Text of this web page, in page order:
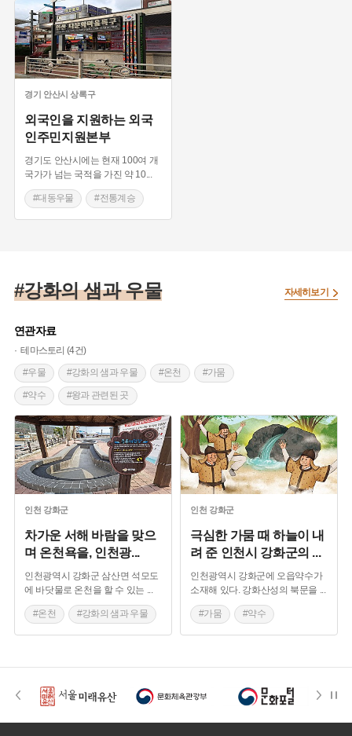
경기 안산시 상록구
외국인을 지원하는 외국
인주민지원본부
경기도 안산시에는 현재 100여 개
국가가 넘는 국적을 가진 약 10...
#대동우물 #전통계승
#원후마을 #교통요지
#강화의 샘과 우물
연관자료
테마스토리 (4건)
#우물
#강화의 샘과 우물 #온천 #가뭄
#약수 #왕과 관련된 곳
자세히보기
인천 강화군
차가운 서해 바람을 맞으
며 온천욕을, 인천광...
인천광역시 강화군 삼산면 석모도
에 바닷물로 온천을 할 수 있는 ...
#온천 #강화의 샘과 우물
인천 강화군
극심한 가뭄 때 하늘이 내
려 준 인천시 강화군의 ...
인천광역시 강화군에 오읍약수가
소재해 있다. 강화산성의 북문을 ...
#가뭄 #약수
#왕과 관련된 곳